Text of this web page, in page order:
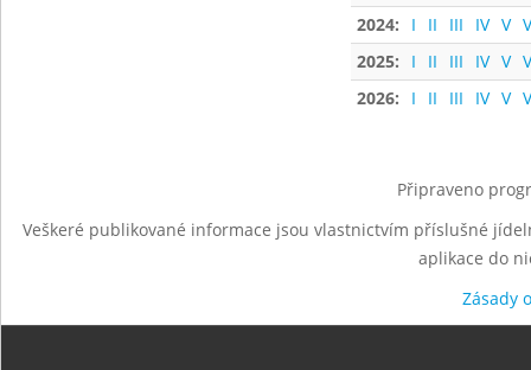
2024:
I II III IV V
2025:
I II III IV V
2026:
I II III IV V
Připraveno
Veškeré publikované informace jsou vlastnictvím příslušné
aplikace do
Zásady